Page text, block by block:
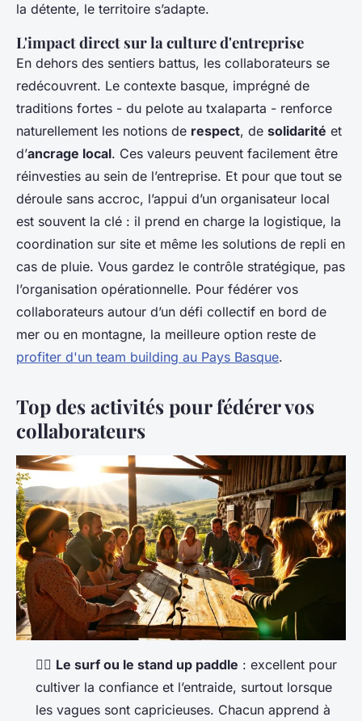
la détente, le territoire s’adapte.
L'impact direct sur la culture d'entreprise
En dehors des sentiers battus, les collaborateurs se
redécouvrent. Le contexte basque, imprégné de
traditions fortes - du pelote au txalaparta - renforce
naturellement les notions de respect, de solidarité et
d’ancrage local. Ces valeurs peuvent facilement être
réinvesties au sein de l’entreprise. Et pour que tout se
déroule sans accroc, l’appui d’un organisateur local
est souvent la clé : il prend en charge la logistique, la
coordination sur site et même les solutions de repli en
cas de pluie. Vous gardez le contrôle stratégique, pas
l’organisation opérationnelle. Pour fédérer vos
collaborateurs autour d’un défi collectif en bord de
mer ou en montagne, la meilleure option reste de
profiter d'un team building au Pays Basque.
Top des activités pour fédérer vos
collaborateurs
🏄‍♂️ Le surf ou le stand up paddle : excellent pour
cultiver la confiance et l’entraide, surtout lorsque
les vagues sont capricieuses. Chacun apprend à